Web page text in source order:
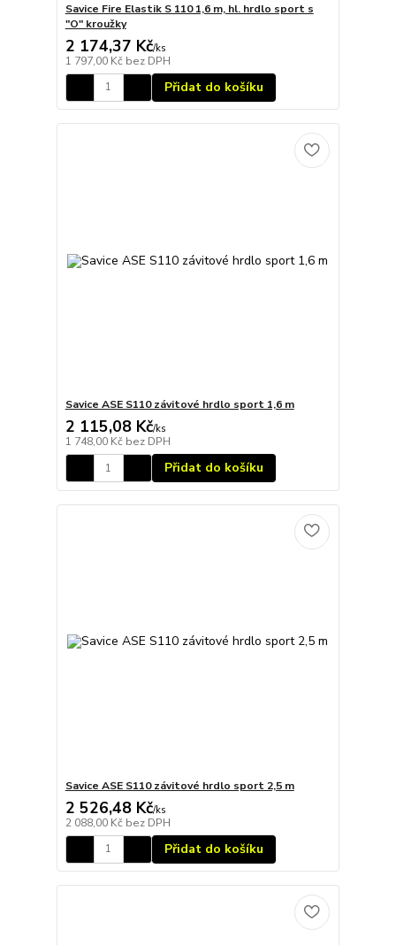
Savice Fire Elastik S 110 1,6 m, hl. hrdlo sport s
"O" kroužky
2 174,37 Kč/ks
1 797,00 Kč bez DPH
Přidat do košíku
Savice ASE S110 závitové hrdlo sport 1,6 m
2 115,08 Kč/ks
1 748,00 Kč bez DPH
Přidat do košíku
Savice ASE S110 závitové hrdlo sport 2,5 m
2 526,48 Kč/ks
2 088,00 Kč bez DPH
Přidat do košíku